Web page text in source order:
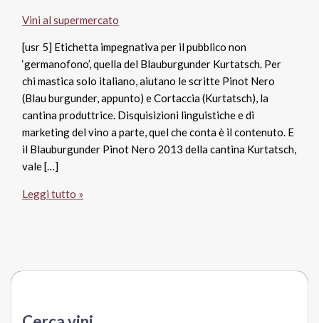
Vini al supermercato
[usr 5] Etichetta impegnativa per il pubblico non
‘germanofono’, quella del Blauburgunder Kurtatsch. Per
chi mastica solo italiano, aiutano le scritte Pinot Nero
(Blau burgunder, appunto) e Cortaccia (Kurtatsch), la
cantina produttrice. Disquisizioni linguistiche e di
marketing del vino a parte, quel che conta è il contenuto. E
il Blauburgunder Pinot Nero 2013 della cantina Kurtatsch,
vale […]
Pinot
Cantina
Leggi tutto »